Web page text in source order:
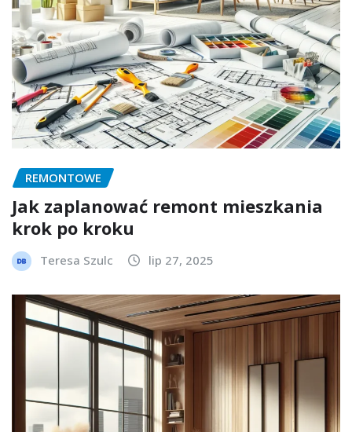
REMONTOWE
Jak zaplanować remont mieszkania
krok po kroku
Teresa Szulc lip 27, 2025